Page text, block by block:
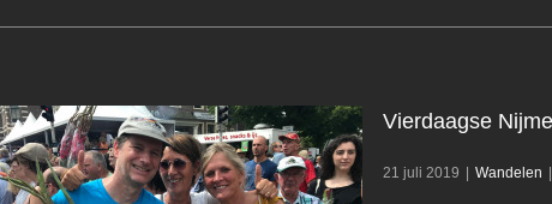
Vierdaagse
21 juli 2019 Wandelen